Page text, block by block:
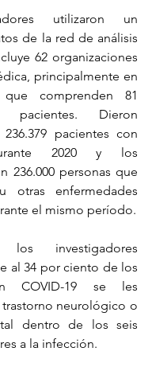
utilizaron un
de la red de análisis
62 organizaciones
principalmente en
comprenden 81
pacientes. Dieron
pacientes con
2020 y los
236.000 personas que
otras enfermedades
el mismo período.
investigadores
al 34 por ciento de los
COVID-19 se les
neurológico o
dentro de los seis
a la infección.